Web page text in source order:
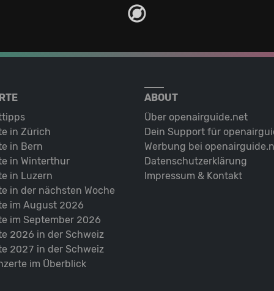
in Zürich
in Bern
in Winterthur
in Luzern
in der nächsten Woche
im August 2026
im September 2026
2026 in der Schweiz
2027 in der Schweiz
im Überblick
ABOUT
Über openairguide.net
Dein Support für
Werbung bei
Datenschutz­erklärung
Impressum & Kontakt